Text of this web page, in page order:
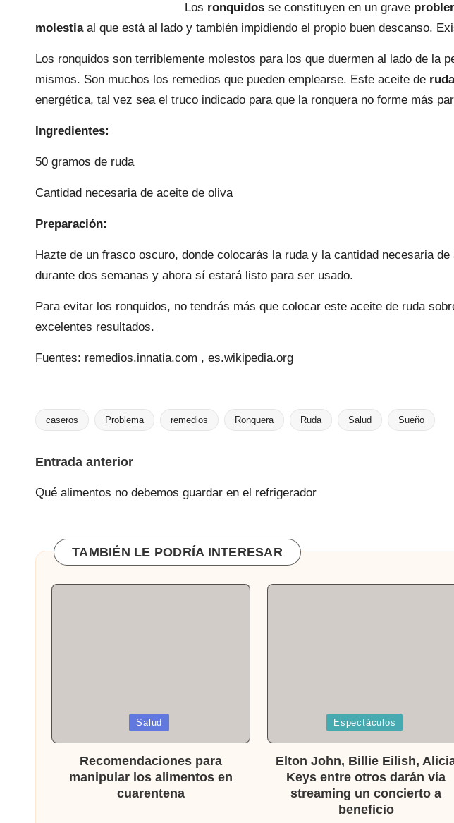
Los ronquidos se constituyen en un grave
molestiaal que está al lado y también impidiendo el propio buen descanso.
Los ronquidos son terriblemente molestos para los que duermen al lado de la
mismos. Son muchos los remedios que pueden emplearse. Este aceite de ruda
energética, tal vez sea el truco indicado para que la ronquera no forme más
Ingredientes:
50 gramos de ruda
Cantidad necesaria de aceite de oliva
Preparación:
Hazte de un frasco oscuro, donde colocarás la ruda y la cantidad necesaria
durante dos semanas y ahora sí estará listo para ser usado.
Para evitar los ronquidos, no tendrás más que colocar este aceite de ruda
excelentes resultados.
Fuentes: remedios.innatia.com , es.wikipedia.org
Etiquetas:
caseros Problema remedios Ronquera Ruda Salud Sueño
Navegación
de
Entrada anterior
Qué alimentos no debemos guardar en el refrigerador
TAMBIÉN LE PODRÍA INTERESAR
Salud
Recomendaciones para
manipular los alimentos en
cuarentena
Espectáculos
Elton John, Billie Eilish,
Keys entre otros darán vía
streaming un concierto a
beneficio